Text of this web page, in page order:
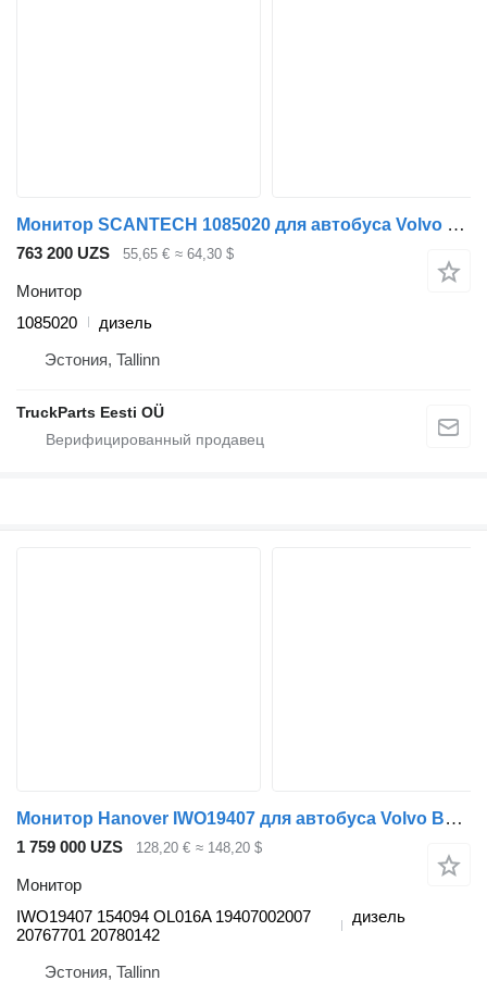
Монитор SCANTECH 1085020 для автобуса Volvo B7, B8, B9, B12 bus (2005-)
763 200 UZS 55,65 € ≈ 64,30 $
Монитор
1085020
дизель
Эстония, Tallinn
TruckParts Eesti OÜ
Монитор Hanover IWO19407 для автобуса Volvo B7, B8, B9, B12 bus (2005-)
1 759 000 UZS 128,20 € ≈ 148,20 $
Монитор
IWO19407 154094 OL016A 19407002007
20767701 20780142
дизель
Эстония, Tallinn